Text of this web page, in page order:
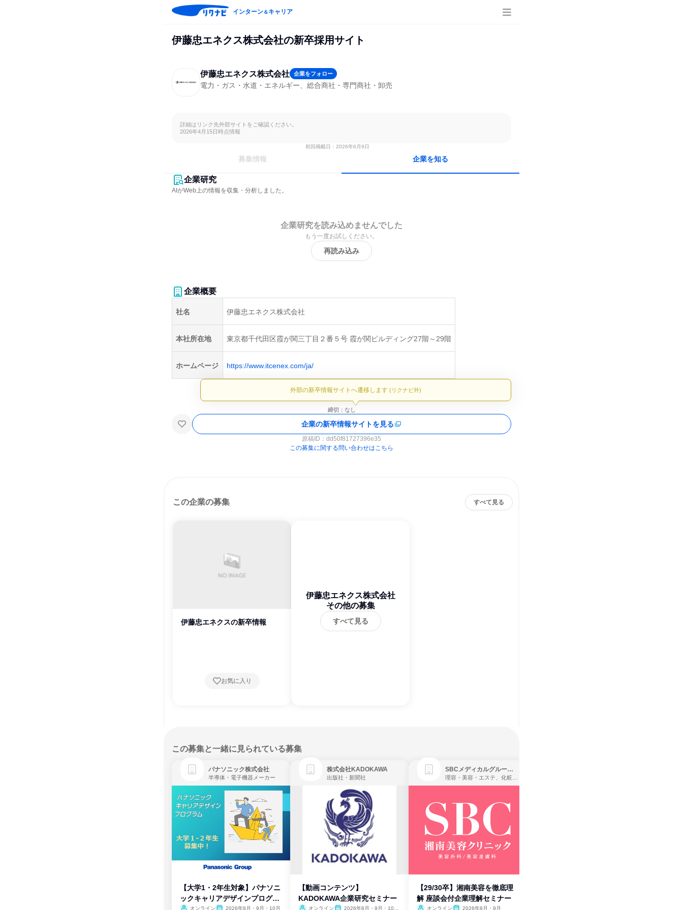
インターン＆キャリア
伊藤忠エネクス株式会社の新卒採用サイト
伊藤忠エネクス株式会社 企業をフォロー
電力・ガス・水道・エネルギー、総合商社・専門商社・卸売
詳細はリンク先外部サイトをご確認ください。
2026年4月15日時点情報
初回掲載日：2026年6月9日
募集情報 企業を知る
企業研究
AIがWeb上の情報を収集・分析しました。
企業研究を読み込めませんでした
もう一度お試しください。
再読み込み
企業概要
社名 伊藤忠エネクス株式会社
本社所在地 東京都千代田区霞が関三丁目２番５号 霞が関ビルディング27階～29階
ホームページ https://www.itcenex.com/ja/
外部の新卒情報サイトへ遷移します (リクナビ外)
締切：なし
企業の新卒情報サイトを見る
原稿ID： dd50f81727396e35
この募集に関する問い合わせはこちら
この企業の募集 すべて見る
伊藤忠エネクスの新卒情報
お気に入り
伊藤忠エネクス株式会社
その他の募集
すべて見る
この募集と一緒に見られている募集
パナソニック株式会社
半導体・電子機器メーカー
【大学1・2年生対象】パナソニ
ックキャリアデザインプログラ
オンライン 2026年8月・9月・10月
株式会社KADOKAWA
出版社・新聞社
【動画コンテンツ】
KADOKAWA企業研究セミナー
オンライン 2026年8月・9月・10
SBCメディカルグループ株式会社
理容・美容・エステ、化粧品・理美容用品小売、医療・病院
【29/30卒】湘南美容を徹底理
解 座談会付企業理解セミナー
オンライン 2026年8月・9月